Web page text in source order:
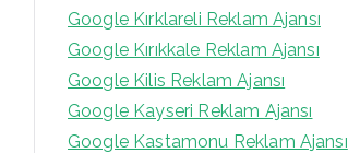
Google Kırklareli Reklam Ajansı
Google Kırıkkale Reklam Ajansı
Google Kilis Reklam Ajansı
Google Kayseri Reklam Ajansı
Google Kastamonu Reklam Ajansı